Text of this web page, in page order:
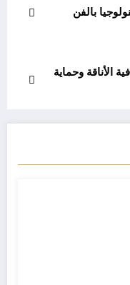
بالفن
الأناقة وحماية